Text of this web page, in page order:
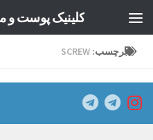
کلینیک پوست و
برچسب: SCREW